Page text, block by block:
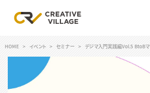
HOME イベント セミナー デジマ入門実践編Vol.5 BtoBマ